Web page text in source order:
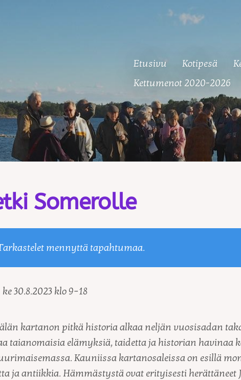
Vanhat Ketut
Etusivu Kotipesä
Kettumenot 2020-2026
Somerolle
mennyttä tapahtumaa.
ke 30.8.2023 klo 9–18
kartanon pitkä historia alkaa neljän vuosisadan
taianomaisia elämyksiä, taidetta ja historian havinaa
Kauniissa kartanosaleissa on esillä
ja antiikkia. Hämmästystä ovat erityisesti